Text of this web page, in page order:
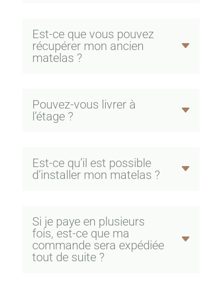
Est-ce que vous pouvez
récupérer mon ancien
matelas ?
Pouvez-vous livrer à
l’étage ?
Est-ce qu’il est possible
d’installer mon matelas ?
Si je paye en plusieurs
fois, est-ce que ma
commande sera expédiée
tout de suite ?